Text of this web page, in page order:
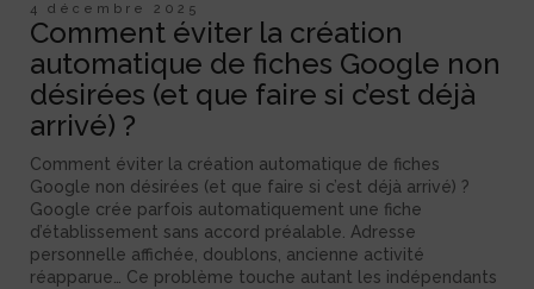
4 décembre 2025
Comment éviter la création
automatique de fiches Google non
désirées (et que faire si c’est déjà
arrivé) ?
Comment éviter la création automatique de fiches
Google non désirées (et que faire si c’est déjà arrivé) ?
Google crée parfois automatiquement une fiche
d’établissement sans accord préalable. Adresse
personnelle affichée, doublons, ancienne activité
réapparue… Ce problème touche autant les indépendants